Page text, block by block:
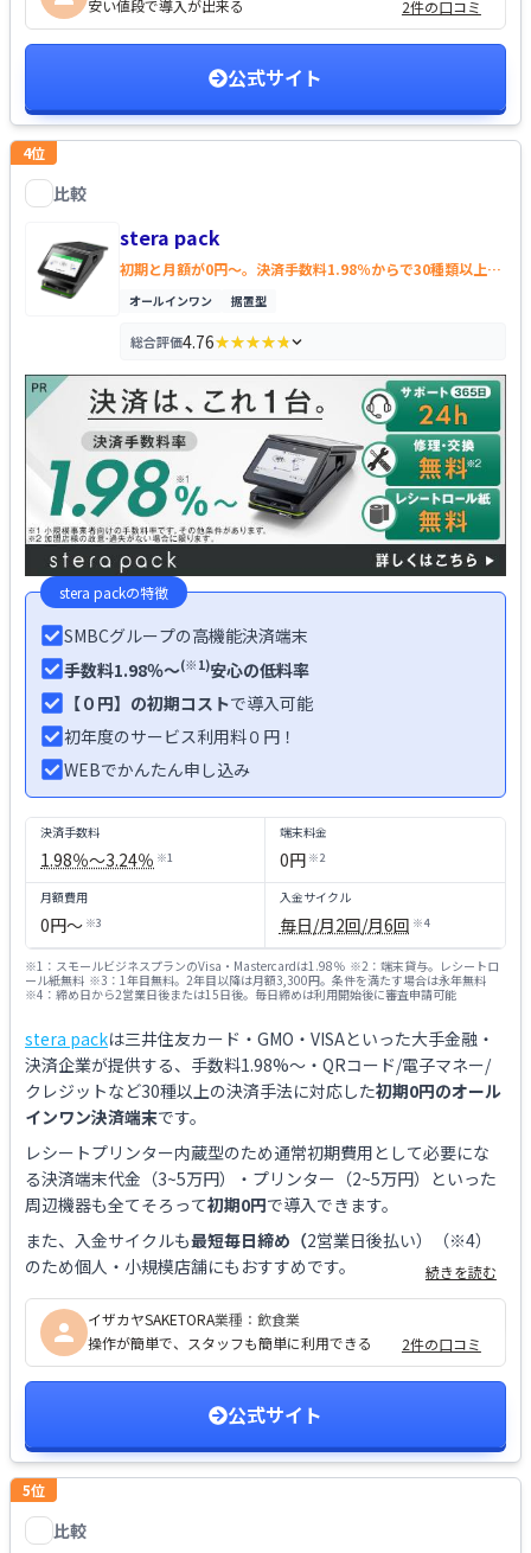
安い値段で導入が出来る 2件の口コミ
公式サイト
4位
比較
stera pack
stera pack
初期と月額が0円～。決済手数料1.98％からで30種類以上に
対応
オールインワン 据置型
総合評価4.76★★★★★
★★★★★
評価の内訳を見る
stera packの特徴
SMBCグループの高機能決済端末
手数料1.98％～(※1)安心の低料率
【０円】の初期コストで導入可能
初年度のサービス利用料０円！
WEBでかんたん申し込み
決済手数料
1.98％〜3.24％ ※1
端末料金
0円 ※2
月額費用
0円〜 ※3
入金サイクル
毎日/月2回/月6回 ※4
※1 ： スモールビジネスプランのVisa・Mastercardは1.98％ ※2 ： 端末貸与。レシートロ
ール紙無料 ※3 ： 1年目無料。2年目以降は月額3,300円。条件を満たす場合は永年無料
※4 ： 締め日から2営業日後または15日後。毎日締めは利用開始後に審査申請可能
stera packは三井住友カード・GMO・VISAといった大手金融・
決済企業が提供する、手数料1.98%～・QRコード/電子マネー/
クレジットなど30種以上の決済手法に対応した初期0円のオール
インワン決済端末です。
レシートプリンター内蔵型のため通常初期費用として必要にな
る決済端末代金（3~5万円）・プリンター（2~5万円）といった
周辺機器も全てそろって初期0円で導入できます。
また、 入金サイクルも最短毎日締め（2営業日後払い）（※4）
のため個人・小規模店舗にもおすすめです。
続きを読む
イザカヤSAKETORA業種： 飲食業
操作が簡単で、スタッフも簡単に利用できる
2件の口コミ
公式サイト
5位
比較
スマレジ・PAYGATE POS